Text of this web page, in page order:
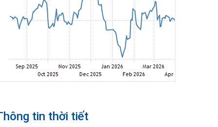
tin thời tiết